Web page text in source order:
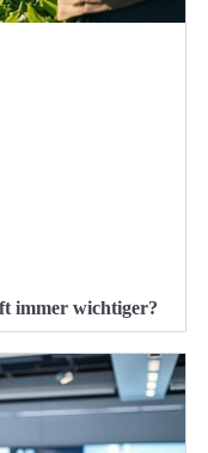
immer wichtiger?